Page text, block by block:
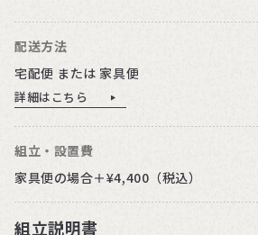
配送方法
宅配便 または 家具便
詳細はこちら
組立・設置費
家具便の場合＋¥4,400（税込）
組立説明書